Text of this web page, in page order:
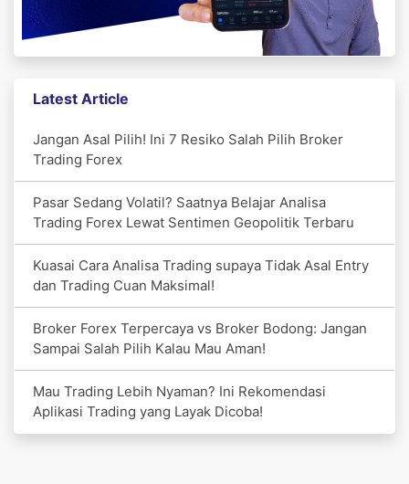
Latest Article
Jangan Asal Pilih! Ini 7 Resiko Salah Pilih Broker
Trading Forex
Pasar Sedang Volatil? Saatnya Belajar Analisa
Trading Forex Lewat Sentimen Geopolitik Terbaru
Kuasai Cara Analisa Trading supaya Tidak Asal Entry
dan Trading Cuan Maksimal!
Broker Forex Terpercaya vs Broker Bodong: Jangan
Sampai Salah Pilih Kalau Mau Aman!
Mau Trading Lebih Nyaman? Ini Rekomendasi
Aplikasi Trading yang Layak Dicoba!